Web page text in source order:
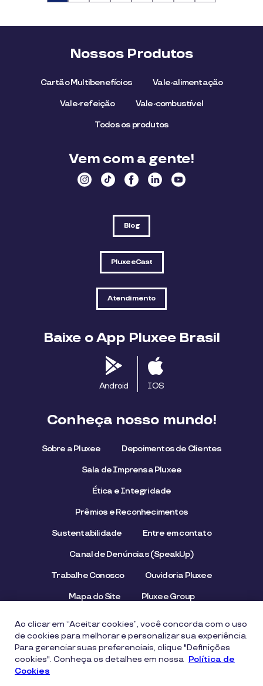
Nossos Produtos
Cartão Multibenefícios Vale-alimentação
Vale-refeição Vale-combustível
Todos os produtos
Vem com a gente!
Blog
PluxeeCast
Atendimento
Baixe o App Pluxee Brasil
Android IOS
Conheça nosso mundo!
Sobre a Pluxee Depoimentos de Clientes
Sala de Imprensa Pluxee
Ética e Integridade
Prêmios e Reconhecimentos
Sustentabilidade Entre em contato
Canal de Denúncias (SpeakUp)
Trabalhe Conosco Ouvidoria Pluxee
Mapa do Site Pluxee Group
Aviso de Privacidade Termos de uso
Ao clicar em “Aceitar cookies”, você concorda com o uso
de cookies para melhorar e personalizar sua experiência.
Para gerenciar suas preferenciais, clique "Definições
cookies". Conheça os detalhes em nossa Política de
Cookies